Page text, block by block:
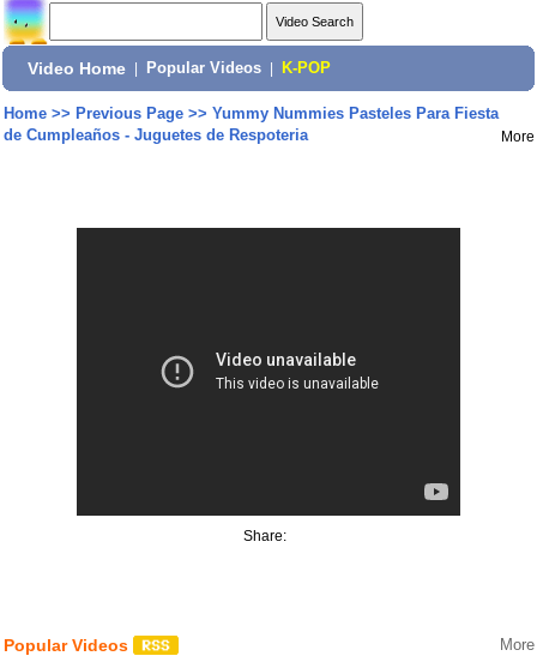
Video Home Popular Videos K-POP
Home>> Previous Page>> Yummy Nummies Pasteles Para Fiesta
de Cumpleaños - Juguetes de Respoteria
More
Share:
Popular Videos More